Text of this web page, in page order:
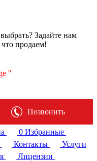
Задайте нам
продаем!
''
Позвонить
0 Избранные
Контакты
Услуги
Лицензии